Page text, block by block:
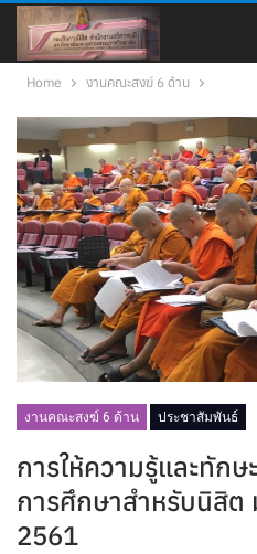
Home งานคณะสงฆ์ 6 ด้าน
งานคณะสงฆ์ 6 ด้าน ประชาสัมพันธ์
การให้ความรู้และทัก
การศึกษาสำหรับนิสิต
2561